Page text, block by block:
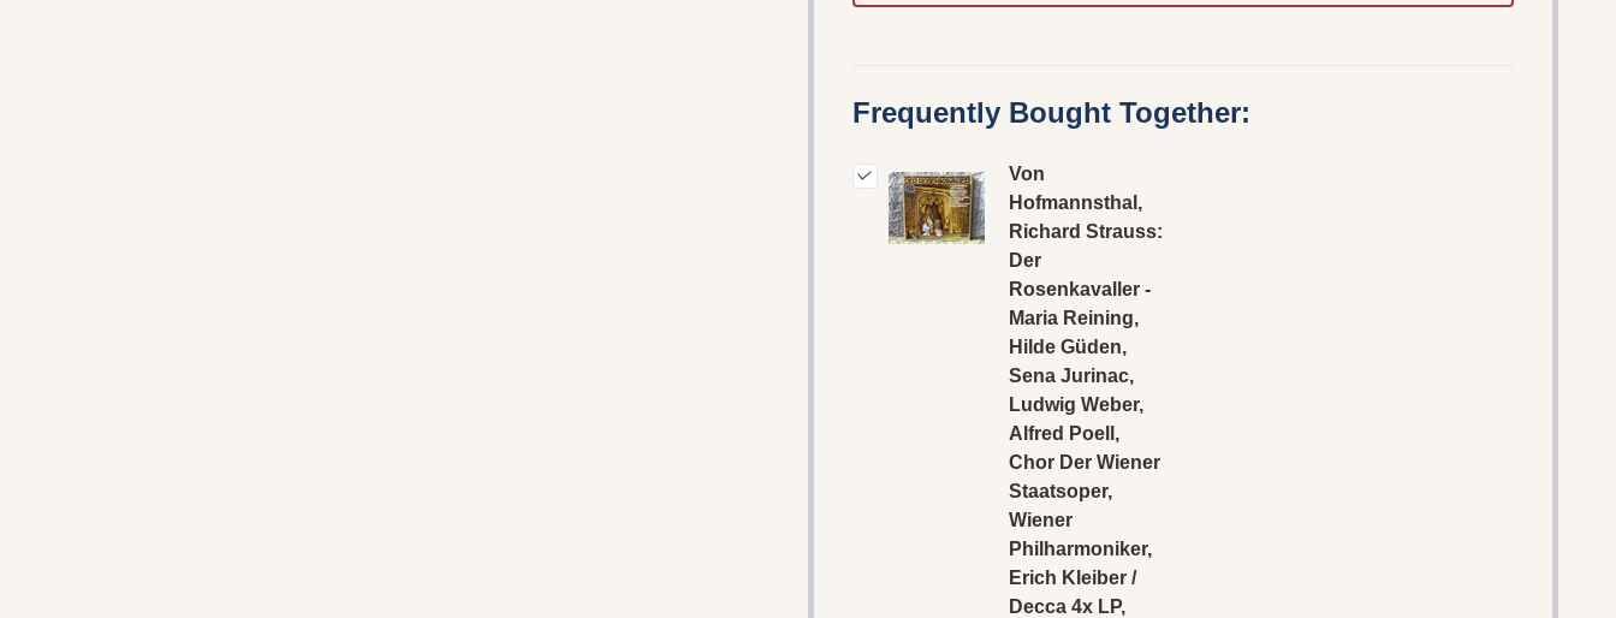
Frequently Bought Together:
Von
Hofmannsthal,
Richard Strauss:
Der
Rosenkavaller -
Maria Reining,
Hilde Güden,
Sena Jurinac,
Ludwig Weber,
Alfred Poell,
Chor Der Wiener
Staatsoper,
Wiener
Philharmoniker,
Erich Kleiber /
Decca 4x LP,